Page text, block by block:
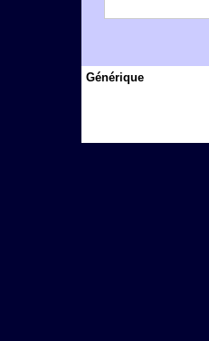
Générique